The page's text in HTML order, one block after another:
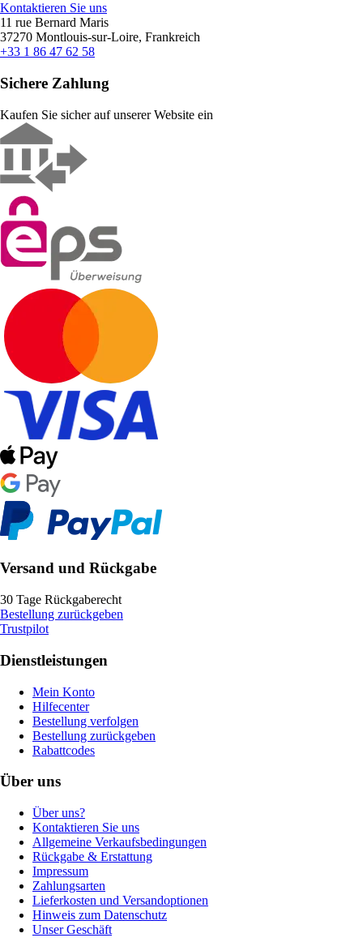
Kontaktieren Sie uns
11 rue Bernard Maris
37270 Montlouis-sur-Loire, Frankreich
+33 1 86 47 62 58
Sichere Zahlung
Kaufen Sie sicher auf unserer Website ein
Versand und Rückgabe
30 Tage Rückgaberecht
Bestellung zurückgeben
Trustpilot
Dienstleistungen
Mein Konto
Hilfecenter
Bestellung verfolgen
Bestellung zurückgeben
Rabattcodes
Über uns
Über uns?
Kontaktieren Sie uns
Allgemeine Verkaufsbedingungen
Rückgabe & Erstattung
Impressum
Zahlungsarten
Lieferkosten und Versandoptionen
Hinweis zum Datenschutz
Unser Geschäft